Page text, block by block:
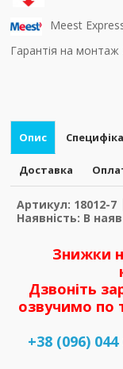
Meest
Гарантія на монтаж
Опис
Доставка
Артикул: 18012-7
Наявність: В
Знижки
Дзвоніть
озвучимо по
+38 (096) 044